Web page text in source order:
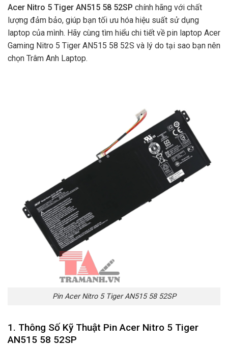
Acer Nitro 5 Tiger AN515 58 52SP chính hãng với chất
lượng đảm bảo, giúp bạn tối ưu hóa hiệu suất sử dụng
laptop của mình. Hãy cùng tìm hiểu chi tiết về pin laptop Acer
Gaming Nitro 5 Tiger AN515 58 52S và lý do tại sao bạn nên
chọn Trâm Anh Laptop.
Pin Acer Nitro 5 Tiger AN515 58 52SP
1. Thông Số Kỹ Thuật Pin Acer Nitro 5 Tiger
AN515 58 52SP